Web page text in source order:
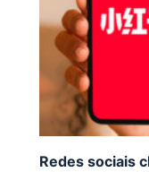
Redes sociais